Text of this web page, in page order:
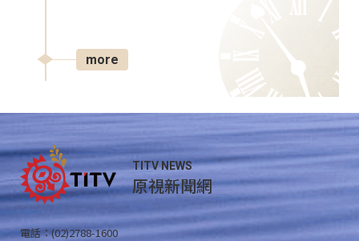
more
TITV NEWS
原視新聞網
電話：(02)2788-1600